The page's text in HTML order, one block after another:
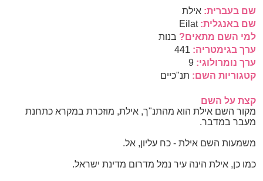
שם בעברית: אילת
שם באנגלית: Eilat
למי השם מתאים? בנות
ערך בגימטריה: 441
ערך נומרולוגי: 9
קטגוריות השם: תנ"כיים
קצת על השם
מקור השם אילת הוא מהתנ"ך, אילת, מוזכרת במקרא כתחנת
מעבר במדבר.
משמעות השם אילת - כח עליון, אל.
כמו כן, אילת הינה עיר נמל מדרום מדינת ישראל.